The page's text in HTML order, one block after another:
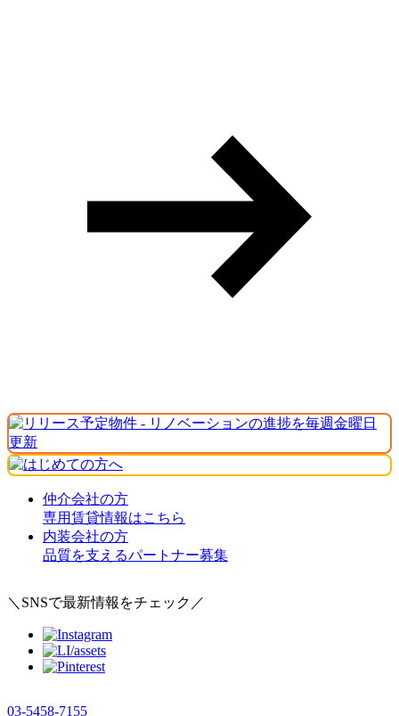
仲介会社の方
専用賃貸情報はこちら
内装会社の方
品質を支えるパートナー募集
＼SNSで最新情報をチェック／
03-5458-7155